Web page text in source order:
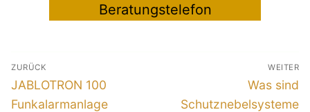
Beratungstelefon
Beitragsnavigation
ZURÜCK
Vorheriger
Beitrag:
JABLOTRON 100
Funkalarmanlage
WEITER
Nächster
Beitrag:
Was sind
Schutznebelsysteme